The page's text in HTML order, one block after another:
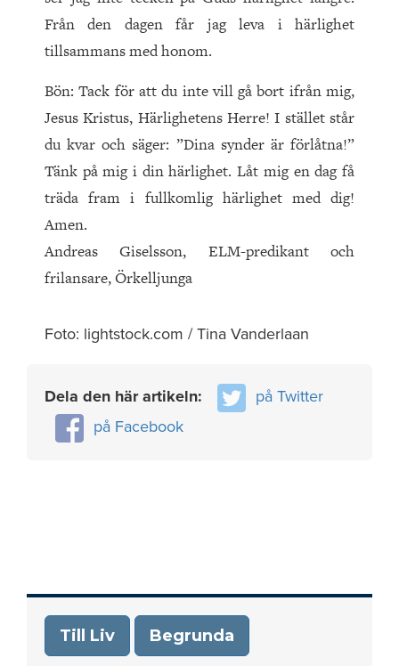
Från den dagen får jag leva i härlighet
tillsammans med honom.
Bön: Tack för att du inte vill gå bort ifrån mig,
Jesus Kristus, Härlighetens Herre! I stället står
du kvar och säger: ”Dina synder är förlåtna!”
Tänk på mig i din härlighet. Låt mig en dag få
träda fram i fullkomlig härlighet med dig!
Amen.
Andreas Giselsson, ELM-predikant och
frilansare, Örkelljunga
Foto: lightstock.com / Tina Vanderlaan
Dela den här artikeln:
på Twitter
på Facebook
Till Liv Begrunda